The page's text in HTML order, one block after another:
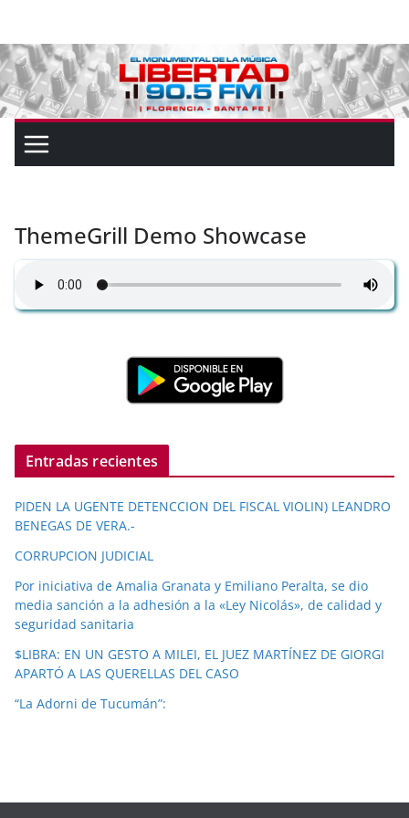
ThemeGrill Demo Showcase
Entradas recientes
PIDEN LA UGENTE DETENCCION DEL FISCAL VIOLIN) LEANDRO
BENEGAS DE VERA.-
CORRUPCION JUDICIAL
Por iniciativa de Amalia Granata y Emiliano Peralta, se dio
media sanción a la adhesión a la «Ley Nicolás», de calidad y
seguridad sanitaria
$LIBRA: EN UN GESTO A MILEI, EL JUEZ MARTÍNEZ DE GIORGI
APARTÓ A LAS QUERELLAS DEL CASO
“La Adorni de Tucumán”: